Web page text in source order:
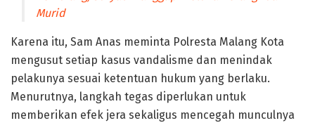
Murid
Karena itu, Sam Anas meminta Polresta Malang Kota
mengusut setiap kasus vandalisme dan menindak
pelakunya sesuai ketentuan hukum yang berlaku.
Menurutnya, langkah tegas diperlukan untuk
memberikan efek jera sekaligus mencegah munculnya